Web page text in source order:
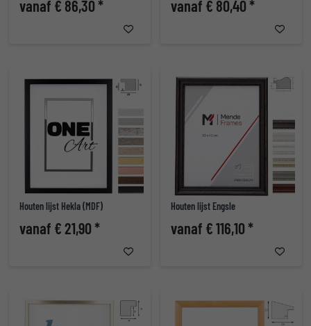
vanaf € 86,30 * vanaf € 80,40 *
Houten lijst Hekla (MDF)
vanaf € 21,90 *
Houten lijst Engsle
vanaf € 116,10 *